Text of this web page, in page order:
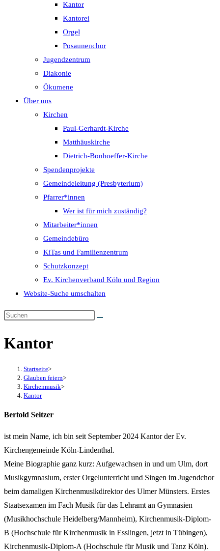
Kantor
Kantorei
Orgel
Posaunenchor
Jugendzentrum
Diakonie
Ökumene
Über uns
Kirchen
Paul-Gerhardt-Kirche
Matthäuskirche
Dietrich-Bonhoeffer-Kirche
Spendenprojekte
Gemeindeleitung (Presbyterium)
Pfarrer*innen
Wer ist für mich zuständig?
Mitarbeiter*innen
Gemeindebüro
KiTas und Familienzentrum
Schutzkonzept
Ev. Kirchenverband Köln und Region
Website-Suche umschalten
Kantor
Startseite>
Glauben feiern>
Kirchenmusik>
Kantor
Bertold Seitzer
ist mein Name, ich bin seit September 2024 Kantor der Ev.
Kirchengemeinde Köln-Lindenthal.
Meine Biographie ganz kurz: Aufgewachsen in und um Ulm, dort
Musikgymnasium, erster Orgelunterricht und Singen im Jugendchor
beim damaligen Kirchenmusikdirektor des Ulmer Münsters. Erstes
Staatsexamen im Fach Musik für das Lehramt an Gymnasien
(Musikhochschule Heidelberg/Mannheim), Kirchenmusik-Diplom-
B (Hochschule für Kirchenmusik in Esslingen, jetzt in Tübingen),
Kirchenmusik-Diplom-A (Hochschule für Musik und Tanz Köln).